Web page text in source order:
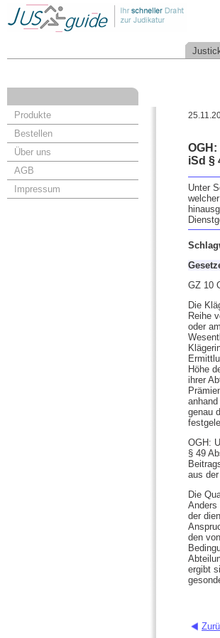
Produkte
Bestellen
Über uns
AGB
Impressum
iSd §
Unter
GZ 10
Die
Reihe
oder
Höhe
ihrer
genau
OGH:
§ 49
aus
Die
Anders
der
den
ergibt